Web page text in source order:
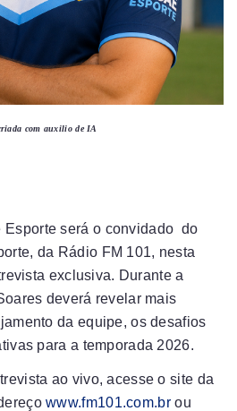
com auxilio de IA
Esporte será o convidado do
da Rádio FM 101, nesta
exclusiva. Durante a
deverá revelar mais
da equipe, os desafios
para a temporada 2026.
ao vivo, acesse o site da
www.fm101.com.brou